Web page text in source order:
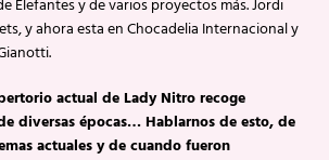
Elefantes y de varios proyectos más. Jordi
y ahora esta en Chocadelia Internacional y
actual de Lady Nitro recoge
diversas épocas… Hablarnos de esto, de
actuales y de cuando fueron